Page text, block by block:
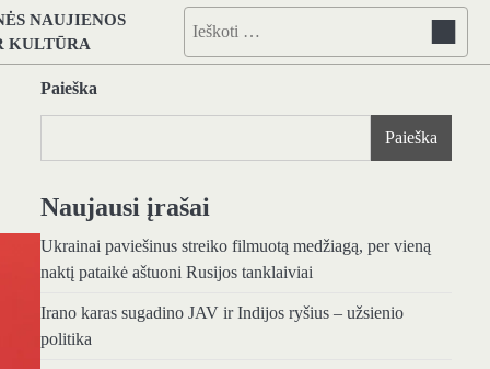
NAUJIENOS
KULTŪRA
Ieškoti:
Paieška
Paieška
Naujausi įrašai
Ukrainai paviešinus streiko filmuotą medžiagą, per vieną
naktį pataikė aštuoni Rusijos tanklaiviai
Irano karas sugadino JAV ir Indijos ryšius – užsienio
politika